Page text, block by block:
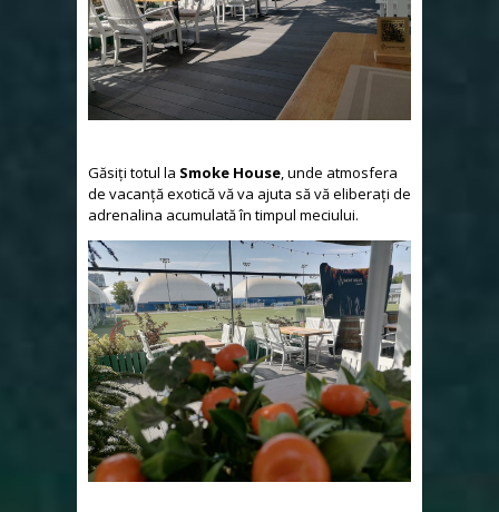
Găsiți totul la Smoke House, unde atmosfera
de vacanță exotică vă va ajuta să vă eliberați de
adrenalina acumulată în timpul meciului.